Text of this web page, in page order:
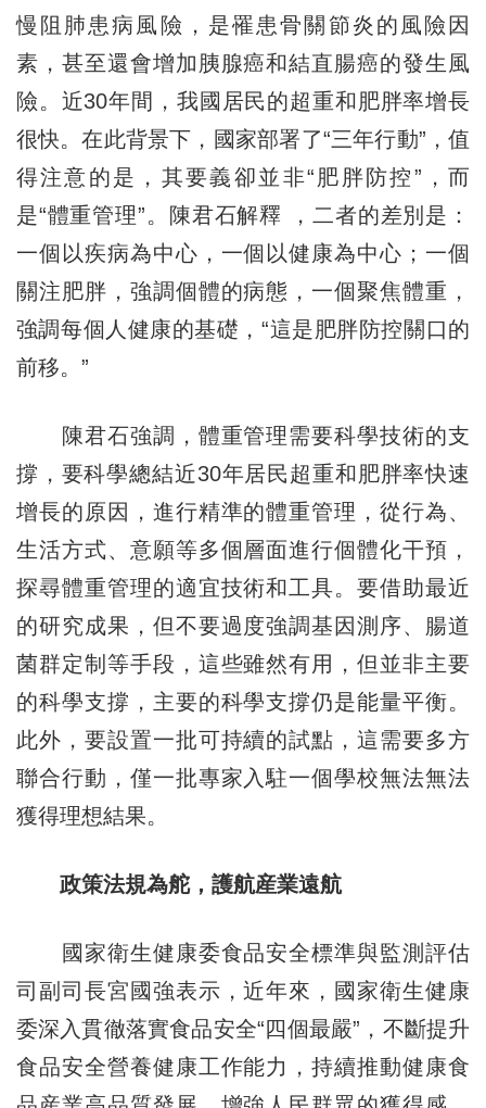
慢阻肺患病風險，是罹患骨關節炎的風險因
素，甚至還會增加胰腺癌和結直腸癌的發生風
險。近30年間，我國居民的超重和肥胖率增長
很快。在此背景下，國家部署了“三年行動”，值
得注意的是，其要義卻並非“肥胖防控”，而
是“體重管理”。陳君石解釋 ，二者的差別是：
一個以疾病為中心，一個以健康為中心；一個
關注肥胖，強調個體的病態，一個聚焦體重，
強調每個人健康的基礎，“這是肥胖防控關口的
前移。”
陳君石強調，體重管理需要科學技術的支
撐，要科學總結近30年居民超重和肥胖率快速
增長的原因，進行精準的體重管理，從行為、
生活方式、意願等多個層面進行個體化干預，
探尋體重管理的適宜技術和工具。要借助最近
的研究成果，但不要過度強調基因測序、腸道
菌群定制等手段，這些雖然有用，但並非主要
的科學支撐，主要的科學支撐仍是能量平衡。
此外，要設置一批可持續的試點，這需要多方
聯合行動，僅一批專家入駐一個學校無法無法
獲得理想結果。
政策法規為舵，護航産業遠航
國家衛生健康委食品安全標準與監測評估
司副司長宮國強表示，近年來，國家衛生健康
委深入貫徹落實食品安全“四個最嚴”，不斷提升
食品安全營養健康工作能力，持續推動健康食